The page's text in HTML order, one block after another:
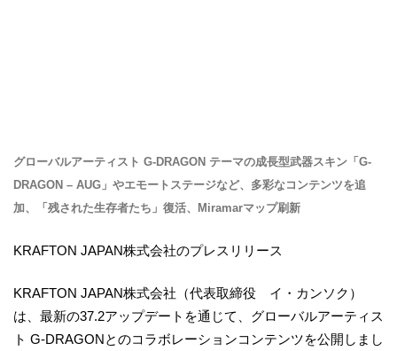
グローバルアーティスト G-DRAGON テーマの成長型武器スキン「G-
DRAGON – AUG」やエモートステージなど、多彩なコンテンツを追
加、「残された生存者たち」復活、Miramarマップ刷新
KRAFTON JAPAN株式会社のプレスリリース
KRAFTON JAPAN株式会社（代表取締役 イ・カンソク）
は、最新の37.2アップデートを通じて、グローバルアーティス
ト G-DRAGONとのコラボレーションコンテンツを公開しまし